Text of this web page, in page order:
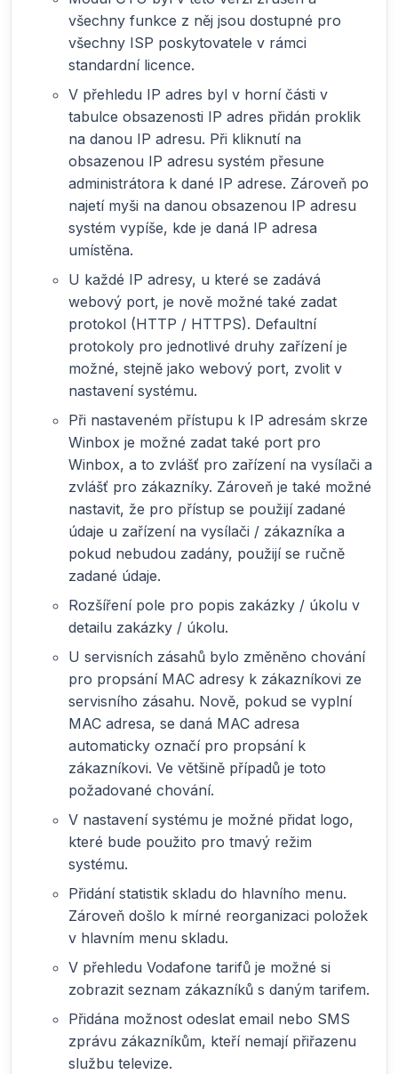
všechny funkce z něj jsou dostupné pro
všechny ISP poskytovatele v rámci
standardní licence.
V přehledu IP adres byl v horní části v
tabulce obsazenosti IP adres přidán proklik
na danou IP adresu. Při kliknutí na
obsazenou IP adresu systém přesune
administrátora k dané IP adrese. Zároveň po
najetí myši na danou obsazenou IP adresu
systém vypíše, kde je daná IP adresa
umístěna.
U každé IP adresy, u které se zadává
webový port, je nově možné také zadat
protokol (HTTP / HTTPS). Defaultní
protokoly pro jednotlivé druhy zařízení je
možné, stejně jako webový port, zvolit v
nastavení systému.
Při nastaveném přístupu k IP adresám skrze
Winbox je možné zadat také port pro
Winbox, a to zvlášť pro zařízení na vysílači a
zvlášť pro zákazníky. Zároveň je také možné
nastavit, že pro přístup se použijí zadané
údaje u zařízení na vysílači / zákazníka a
pokud nebudou zadány, použijí se ručně
zadané údaje.
Rozšíření pole pro popis zakázky / úkolu v
detailu zakázky / úkolu.
U servisních zásahů bylo změněno chování
pro propsání MAC adresy k zákazníkovi ze
servisního zásahu. Nově, pokud se vyplní
MAC adresa, se daná MAC adresa
automaticky označí pro propsání k
zákazníkovi. Ve většině případů je toto
požadované chování.
V nastavení systému je možné přidat logo,
které bude použito pro tmavý režim
systému.
Přidání statistik skladu do hlavního menu.
Zároveň došlo k mírné reorganizaci položek
v hlavním menu skladu.
V přehledu Vodafone tarifů je možné si
zobrazit seznam zákazníků s daným tarifem.
Přidána možnost odeslat email nebo SMS
zprávu zákazníkům, kteří nemají přiřazenu
službu televize.